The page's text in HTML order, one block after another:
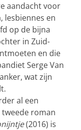
aandacht voor
lesbiennes en
op de bijna
in Zuid-
en die
Serge Van
wat zijn
al een
tweede roman
(2016) is